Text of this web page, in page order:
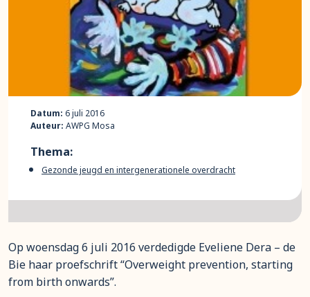
Op woensdag 6 juli 2016 verdedigde Eveliene Dera – de
Bie haar proefschrift “Overweight prevention, starting
from birth onwards”.
Datum: 6 juli 2016
Auteur: AWPG Mosa
Thema:
Gezonde jeugd en intergenerationele overdracht